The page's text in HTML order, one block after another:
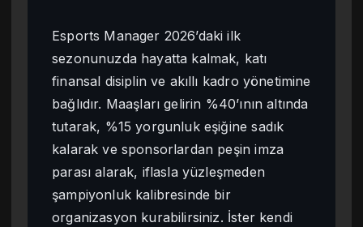
Esports Manager 2026’daki ilk
sezonunuzda hayatta kalmak, katı
finansal disiplin ve akıllı kadro yönetimine
bağlıdır. Maaşları gelirin %40’ının altında
tutarak, %15 yorgunluk eşiğine sadık
kalarak ve sponsorlardan peşin imza
parası alarak, iflasla yüzleşmeden
şampiyonluk kalibresinde bir
organizasyon kurabilirsiniz. İster kendi